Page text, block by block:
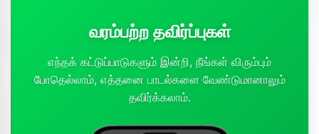
வரம்பற்ற தவிர்ப்புகள்
எந்தக் கட்டுப்பாடுகளும் இன்றி, நீங்கள் விரும்பும்
போதெல்லாம், எத்தனை பாடல்களை வேண்டுமானாலும்
தவிர்க்கலாம்.